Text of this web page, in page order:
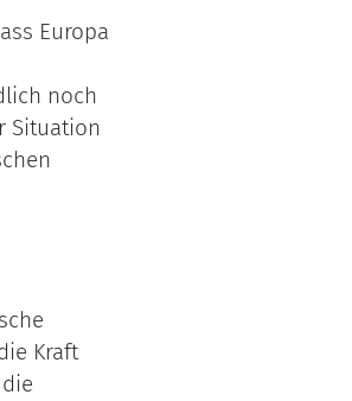
Europa
noch
Situation
Kraft